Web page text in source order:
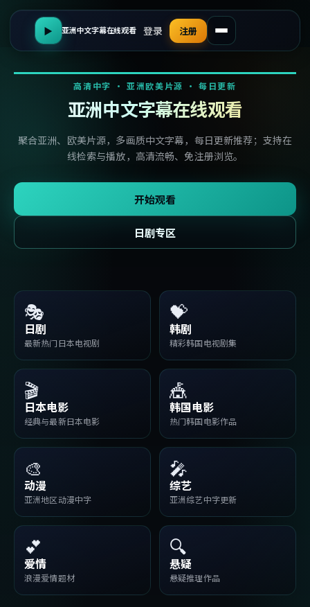
▶ 亚洲中文字幕在线观看 登录 注册
高清中字 · 亚洲欧美片源 · 每日更新
亚洲中文字幕在线观看
聚合亚洲、欧美片源，多画质中文字幕，每日更新推荐；支持在
线检索与播放，高清流畅、免注册浏览。
开始观看
日剧专区
🎭
日剧
最新热门日本电视剧
💝
韩剧
精彩韩国电视剧集
🎬
日本电影
经典与最新日本电影
🎪
韩国电影
热门韩国电影作品
🎨
动漫
亚洲地区动漫中字
🎤
综艺
亚洲综艺中字更新
💕
爱情
浪漫爱情题材
🔍
悬疑
悬疑推理作品